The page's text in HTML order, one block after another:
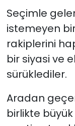
Seçimle
istemeyen
rakiplerini
bir siyasi ve
sürüklediler.
Aradan
birlikte